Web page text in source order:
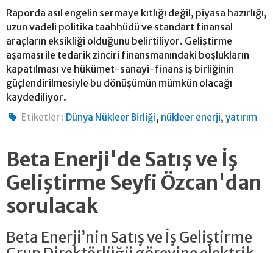
Raporda asıl engelin sermaye kıtlığı değil, piyasa hazırlığı,
uzun vadeli politika taahhüdü ve standart finansal
araçların eksikliği olduğunu belirtiliyor. Geliştirme
aşaması ile tedarik zinciri finansmanındaki boşlukların
kapatılması ve hükümet-sanayi-finans iş birliğinin
güçlendirilmesiyle bu dönüşümün mümkün olacağı
kaydediliyor.
Etiketler : Dünya Nükleer Birliği, nükleer enerji,yatırım
Beta Enerji'de Satış ve İş
Geliştirme Seyfi Özcan'dan
sorulacak
Beta Enerji’nin Satış ve İş Geliştirme